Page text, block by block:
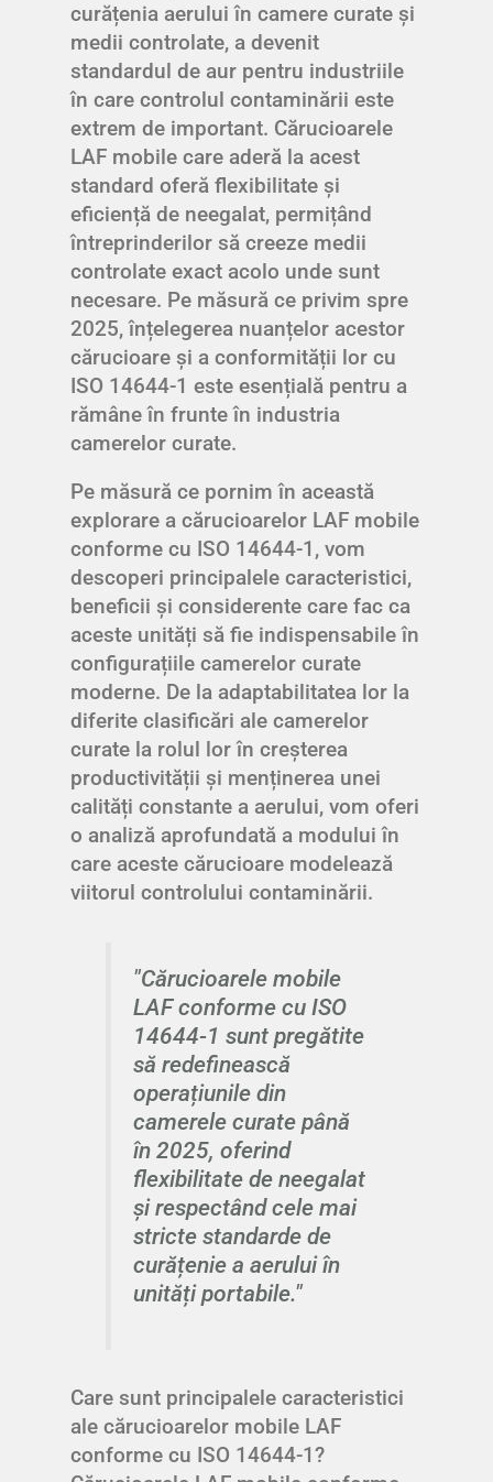
curățenia aerului în camere curate și
medii controlate, a devenit
standardul de aur pentru industriile
în care controlul contaminării este
extrem de important. Cărucioarele
LAF mobile care aderă la acest
standard oferă flexibilitate și
eficiență de neegalat, permițând
întreprinderilor să creeze medii
controlate exact acolo unde sunt
necesare. Pe măsură ce privim spre
2025, înțelegerea nuanțelor acestor
cărucioare și a conformității lor cu
ISO 14644-1 este esențială pentru a
rămâne în frunte în industria
camerelor curate.
Pe măsură ce pornim în această
explorare a cărucioarelor LAF mobile
conforme cu ISO 14644-1, vom
descoperi principalele caracteristici,
beneficii și considerente care fac ca
aceste unități să fie indispensabile în
configurațiile camerelor curate
moderne. De la adaptabilitatea lor la
diferite clasificări ale camerelor
curate la rolul lor în creșterea
productivității și menținerea unei
calități constante a aerului, vom oferi
o analiză aprofundată a modului în
care aceste cărucioare modelează
viitorul controlului contaminării.
"Cărucioarele mobile
LAF conforme cu ISO
14644-1 sunt pregătite
să redefinească
operațiunile din
camerele curate până
în 2025, oferind
flexibilitate de neegalat
și respectând cele mai
stricte standarde de
curățenie a aerului în
unități portabile."
Care sunt principalele caracteristici
ale cărucioarelor mobile LAF
conforme cu ISO 14644-1?